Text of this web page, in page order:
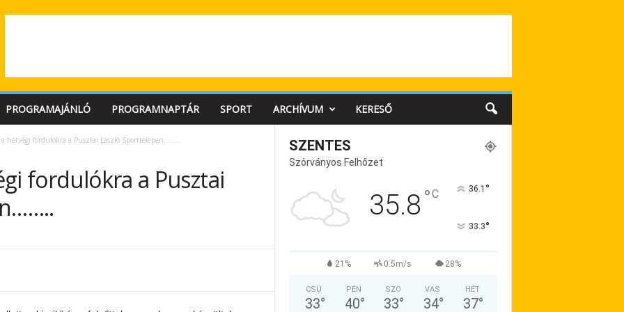
PROGRAMAJÁNLÓ PROGRAMNAPTÁR SPORT ARCHÍVUM KERESŐ
a hétvégi fordulókra a Pusztai László Sporttelepen……..
fordulókra a Pusztai
SZENTES
Szórványos Felhőzet
35.8 °C 36.1 °
33.3°
21% 0.5m/s 28%
CSÜ
33°
PÉN
40°
SZO
33°
VAS
34°
HÉT
37°